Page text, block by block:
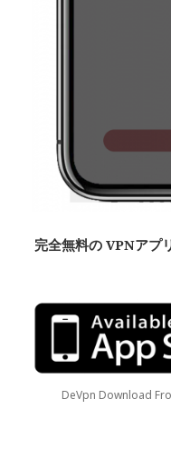
完全無料の VPNアプ
DeVpn Download